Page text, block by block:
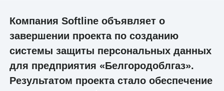
Компания Softline объявляет о
завершении проекта по созданию
системы защиты персональных данных
для предприятия «Белгородоблгаз».
Результатом проекта стало обеспечение